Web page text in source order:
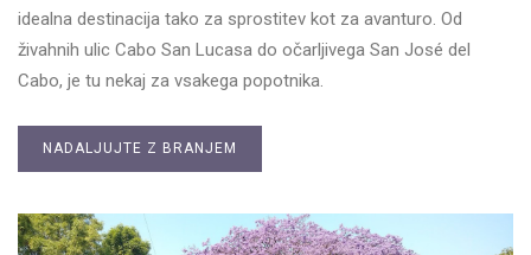
idealna destinacija tako za sprostitev kot za avanturo. Od
živahnih ulic Cabo San Lucasa do očarljivega San José del
Cabo, je tu nekaj za vsakega popotnika.
NADALJUJTE Z BRANJEM